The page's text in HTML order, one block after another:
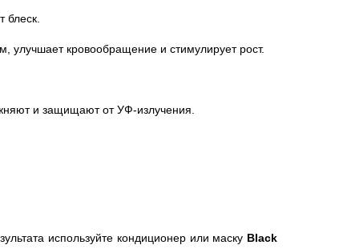
блеск.
улучшает кровообращение и стимулирует рост.
и защищают от УФ-излучения.
используйте кондиционер или маску Black